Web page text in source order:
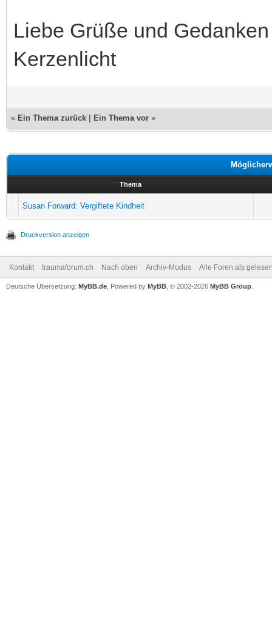
Liebe Grüße und Gedanken
Kerzenlicht
« Ein Thema zurück Ein Thema vor »
Thema
Susan Forward: Vergiftete Kindheit
Druckversion anzeigen
Kontakt traumaforum.ch Nach oben Archiv-Modus Alle Foren als
Deutsche Übersetzung: MyBB.de , Powered by MyBB , © 2002-2026 MyBB Group